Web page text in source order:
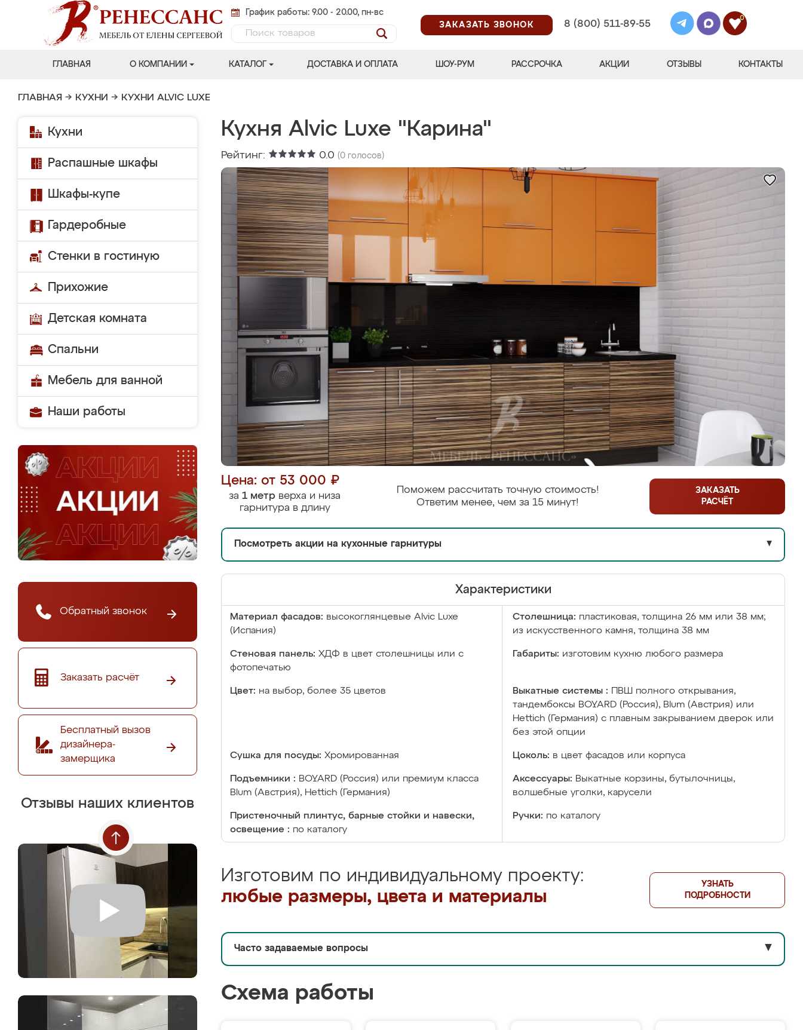
График работы: 9.00 - 20.00, пн-вс
ЗАКАЗАТЬ ЗВОНОК
8 (800) 511-89-55
0
ГЛАВНАЯ О КОМПАНИИ КАТАЛОГ ДОСТАВКА И ОПЛАТА ШОУ-РУМ РАССРОЧКА АКЦИИ ОТЗЫВЫ КОНТАКТЫ
ГЛАВНАЯ → КУХНИ → КУХНИ ALVIC LUXE
Кухни
Распашные шкафы
Шкафы-купе
Гардеробные
Стенки в гостиную
Прихожие
Детская комната
Спальни
Мебель для ванной
Наши работы
Обратный звонок
Заказать расчёт
Бесплатный вызов
дизайнера-
замерщика
Отзывы наших клиентов
Кухня Alvic Luxe "Карина"
Рейтинг: 0.0 (0 голосов)
Цена: от 53 000 ₽
за 1 метр верха и низа
гарнитура в длину
Поможем рассчитать точную стоимость!
Ответим менее, чем за 15 минут!
ЗАКАЗАТЬ
РАСЧЁТ
Посмотреть акции на кухонные гарнитуры ▼
Характеристики
Материал фасадов: высокоглянцевые Аlvic Luxe
(Испания)
Столешница: пластиковая, толщина 26 мм или 38 мм;
из искусственного камня, толщина 38 мм
Стеновая панель: ХДФ в цвет столешницы или с
фотопечатью
Габариты: изготовим кухню любого размера
Цвет: на выбор, более 35 цветов Выкатные системы :
ПВШ полного открывания,
тандембоксы BOYARD (Россия), Blum (Австрия) или
Hettich (Германия) с плавным закрыванием дверок или
без этой опции
Сушка для посуды: Хромированная Цоколь: в цвет фасадов или корпуса
Подъемники : BOYARD (Россия) или премиум класса
Blum (Австрия), Hettich (Германия)
Аксессуары: Выкатные корзины, бутылочницы,
волшебные уголки, карусели
Пристеночный плинтус, барные стойки и навески,
освещение : по каталогу
Ручки: по каталогу
Изготовим по индивидуальному проекту:
любые размеры, цвета и материалы
УЗНАТЬ
ПОДРОБНОСТИ
Часто задаваемые вопросы ▼
Схема работы